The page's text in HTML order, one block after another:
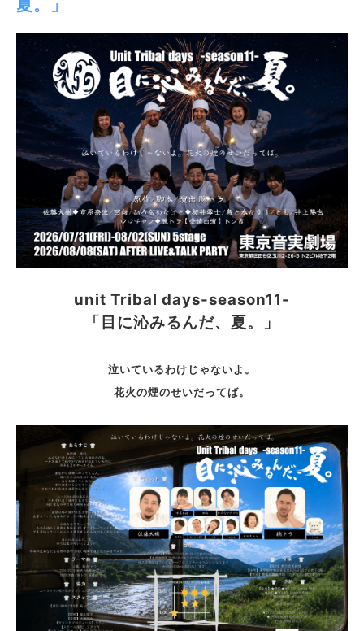
夏。」
unit Tribal days-season11-
「目に沁みるんだ、夏。」
泣いているわけじゃないよ。
花火の煙のせいだってば。